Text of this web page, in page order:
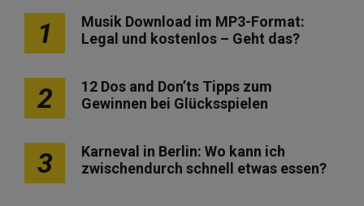
1
Musik Download im MP3-Format:
Legal und kostenlos – Geht das?
2
12 Dos and Don’ts Tipps zum
Gewinnen bei Glücksspielen
3
Karneval in Berlin: Wo kann ich
zwischendurch schnell etwas essen?